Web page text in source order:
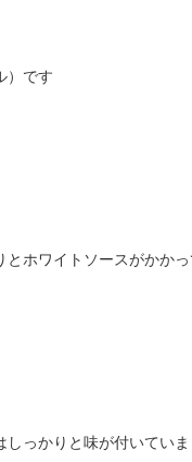
）です
ホワイトソースがかかっ
っかりと味が付いていま